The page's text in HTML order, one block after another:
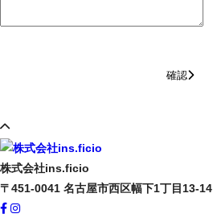
確認
株式会社ins.ficio
〒451-0041 名古屋市西区幅下1丁目13-14